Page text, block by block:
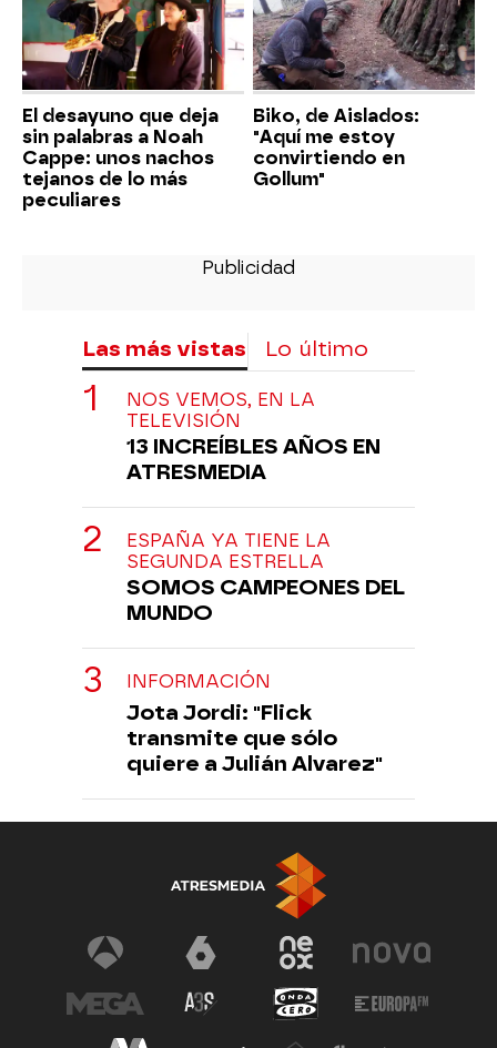
El desayuno que deja
sin palabras a Noah
Cappe: unos nachos
tejanos de lo más
peculiares
Biko, de Aislados:
"Aquí me estoy
convirtiendo en
Gollum"
Las más vistas Lo último
NOS VEMOS, EN LA
TELEVISIÓN
13 INCREÍBLES AÑOS EN
ATRESMEDIA
ESPAÑA YA TIENE LA
SEGUNDA ESTRELLA
SOMOS CAMPEONES DEL
MUNDO
INFORMACIÓN
Jota Jordi: "Flick
transmite que sólo
quiere a Julián Alvarez"